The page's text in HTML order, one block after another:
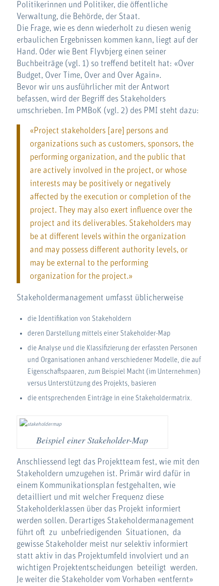
Politikerinnen und Politiker, die öffentliche
Verwaltung, die Behörde, der Staat.
Die Frage, wie es denn wiederholt zu diesen wenig
erbaulichen Ergebnissen kommen kann, liegt auf der
Hand. Oder wie Bent Flyvbjerg einen seiner
Buchbeiträge (vgl. 1) so treffend betitelt hat: «Over
Budget, Over Time, Over and Over Again».
Bevor wir uns ausführlicher mit der Antwort
befassen, wird der Begriff des Stakeholders
umschrieben. Im PMBoK (vgl. 2) des PMI steht dazu:
«Project stakeholders [are] persons and
organizations such as customers, sponsors, the
performing organization, and the public that
are actively involved in the project, or whose
interests may be positively or negatively
affected by the execution or completion of the
project. They may also exert influence over the
project and its deliverables. Stakeholders may
be at different levels within the organization
and may possess different authority levels, or
may be external to the performing
organization for the project.»
Stakeholdermanagement umfasst üblicherweise
die Identifikation von Stakeholdern
deren Darstellung mittels einer Stakeholder-Map
die Analyse und die Klassifizierung der erfassten Personen
und Organisationen anhand verschiedener Modelle, die auf
Eigenschaftspaaren, zum Beispiel Macht (im Unternehmen)
versus Unterstützung des Projekts, basieren
die entsprechenden Einträge in eine Stakeholdermatrix.
Beispiel einer Stakeholder-Map
Anschliessend legt das Projektteam fest, wie mit den
Stakeholdern umzugehen ist. Primär wird dafür in
einem Kommunikationsplan festgehalten, wie
detailliert und mit welcher Frequenz diese
Stakeholderklassen über das Projekt informiert
werden sollen. Derartiges Stakeholdermanagement
führt oft zu unbefriedigenden Situationen, da
gewisse Stakeholder meist nur selektiv informiert
statt aktiv in das Projektumfeld involviert und an
wichtigen Projektentscheidungen beteiligt werden.
Je weiter die Stakeholder vom Vorhaben «entfernt»